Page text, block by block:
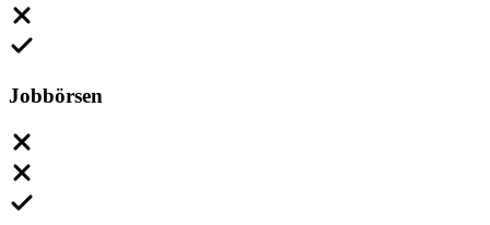
Jobbörsen